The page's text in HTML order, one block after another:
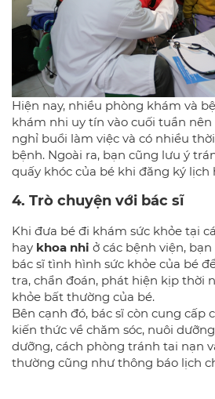
Hiện nay, nhiều phòng khám và
khám nhi uy tín vào cuối tuần
nghỉ buổi làm việc và có nhiều
bệnh. Ngoài ra, bạn cũng lưu ý
quấy khóc của bé khi đăng ký lịch
4. Trò chuyện với bác sĩ
Khi đưa bé đi khám sức khỏe tại
hay khoa nhi ở các bệnh viện,
bác sĩ tình hình sức khỏe của bé
tra, chẩn đoán, phát hiện kịp thời
khỏe bất thường của bé.
Bên cạnh đó, bác sĩ còn cung cấp
kiến thức về chăm sóc, nuôi
dưỡng, cách phòng tránh tai nạn
thường cũng như thông báo lịch